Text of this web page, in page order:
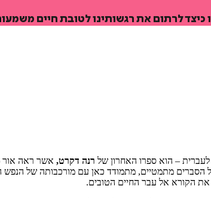
כיצד לרתום את רגשותינו לטובת חיים
רנה דקרט, אשר ראה אור
הסברים מתמטיים, מתמודד כאן עם מורכבותה של
הקורא אל עבר החיים הטובים.